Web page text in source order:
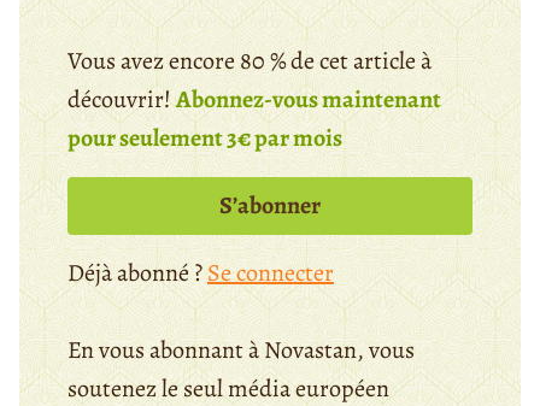
Vous avez encore 80 % de cet article à
découvrir!Abonnez-vous maintenant
pour seulement 3€ par mois
S’abonner
Déjà abonné ?Se connecter
En vous abonnant à Novastan, vous
soutenez le seul média européen